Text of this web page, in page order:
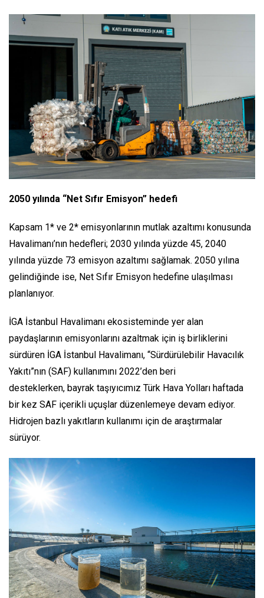
2050 yılında “Net Sıfır Emisyon” hedefi
Kapsam 1* ve 2* emisyonlarının mutlak azaltımı konusunda
Havalimanı’nın hedefleri; 2030 yılında yüzde 45, 2040
yılında yüzde 73 emisyon azaltımı sağlamak. 2050 yılına
gelindiğinde ise, Net Sıfır Emisyon hedefine ulaşılması
planlanıyor.
İGA İstanbul Havalimanı ekosisteminde yer alan
paydaşlarının emisyonlarını azaltmak için iş birliklerini
sürdüren İGA İstanbul Havalimanı, “Sürdürülebilir Havacılık
Yakıtı”nın (SAF) kullanımını 2022’den beri
desteklerken, bayrak taşıyıcımız Türk Hava Yolları haftada
bir kez SAF içerikli uçuşlar düzenlemeye devam ediyor.
Hidrojen bazlı yakıtların kullanımı için de araştırmalar
sürüyor.